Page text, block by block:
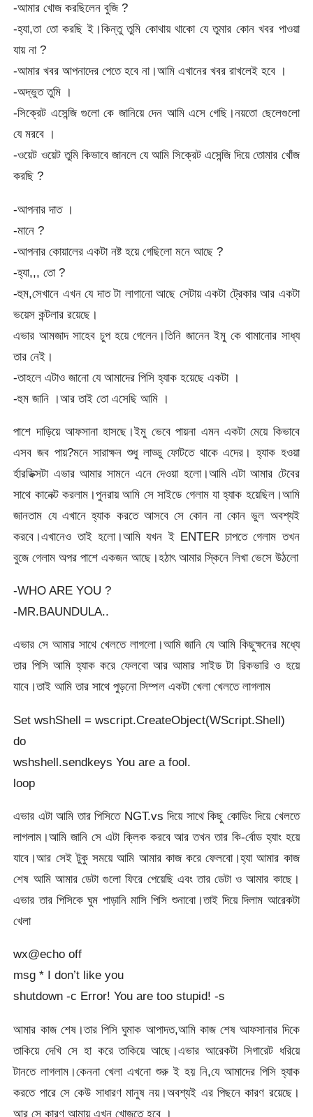
-আমার খোজ করছিলেন বুজি ?
-হ্যা,তা তো করছি ই।কিন্তু তুমি কোথায় থাকো যে তুমার কোন খবর পাওয়া
যায় না ?
-আমার খবর আপনাদের পেতে হবে না।আমি এখানের খবর রাখলেই হবে ।
-অদ্ভুত তুমি ।
-সিক্রেট এসেন্জি গুলো কে জানিয়ে দেন আমি এসে গেছি।নয়তো ছেলেগুলো
যে মরবে ।
-ওয়েট ওয়েট তুমি কিভাবে জানলে যে আমি সিক্রেট এসেন্জি দিয়ে তোমার খোঁজ
করছি ?
-আপনার দাত ।
-মানে ?
-আপনার কোয়ালের একটা নষ্ট হয়ে গেছিলো মনে আছে ?
-হ্যা,,, তো ?
-হুম,সেখানে এখন যে দাত টা লাগানো আছে সেটায় একটা ট্রেকার আর একটা
ভয়েস কন্টলার রয়েছে।
এভার আমজাদ সাহেব চুপ হয়ে গেলেন।তিনি জানেন ইমু কে থামানোর সাধ্য
তার নেই।
-তাহলে এটাও জানো যে আমাদের পিসি হ্যাক হয়েছে একটা ।
-হুম জানি ।আর তাই তো এসেছি আমি ।
পাশে দাড়িয়ে আফসানা হাসছে।ইমু ভেবে পায়না এমন একটা মেয়ে কিভাবে
এসব জব পায়?মনে সারাক্ষন শুধু লাড্ডু ফোটতে থাকে এদের। হ্যাক হওয়া
র্হারডিক্সটা এভার আমার সামনে এনে দেওয়া হলো।আমি এটা আমার টেবের
সাথে কানেক্ট করলাম।পুনরায় আমি সে সাইডে গেলাম যা হ্যাক হয়েছিল।আমি
জানতাম যে এখানে হ্যাক করতে আসবে সে কোন না কোন ভুল অবশ্যই
করবে।এখানেও তাই হলো।আমি যখন ই ENTER চাপতে গেলাম তখন
বুজে গেলাম অপর পাশে একজন আছে।হঠাৎ আমার স্কিনে লিখা ভেসে উঠলো
-WHO ARE YOU ?
-MR.BAUNDULA..
এভার সে আমার সাথে খেলতে লাগলো।আমি জানি যে আমি কিছুক্ষনের মধ্যে
তার পিসি আমি হ্যাক করে ফেলবো আর আমার সাইড টা রিকভারি ও হয়ে
যাবে।তাই আমি তার সাথে পুড়নো সিম্পল একটা খেলা খেলতে লাগলাম
Set wshShell = wscript.CreateObject(WScript.Shell)
do
wshshell.sendkeys You are a fool.
loop
এভার এটা আমি তার পিসিতে NGT.vs দিয়ে সাথে কিছু কোডিং দিয়ে খেলতে
লাগলাম।আমি জানি সে এটা ক্লিক করবে আর তখন তার কি-র্বোড হ্যাং হয়ে
যাবে।আর সেই টুকু সময়ে আমি আমার কাজ করে ফেলবো।হ্যা আমার কাজ
শেষ আমি আমার ডেটা গুলো ফিরে পেয়েছি এবং তার ডেটা ও আমার কাছে।
এভার তার পিসিকে ঘুম পাড়ানি মাসি পিসি শুনাবো।তাই দিয়ে দিলাম আরেকটা
খেলা
wx@echo off
msg * I don’t like you
shutdown -c Error! You are too stupid! -s
আমার কাজ শেষ।তার পিসি ঘুমাক আপাদত,আমি কাজ শেষ আফসানার দিকে
তাকিয়ে দেখি সে হা করে তাকিয়ে আছে।এভার আরেকটা সিগারেট ধরিয়ে
টানতে লাগলাম।কেননা খেলা এখনো শুরু ই হয় নি,যে আমাদের পিসি হ্যাক
করতে পারে সে কেউ সাধারণ মানুষ নয়।অবশ্যই এর পিছনে কারণ রয়েছে।
আর সে কারণ আমায় এখন খোজতে হবে ।